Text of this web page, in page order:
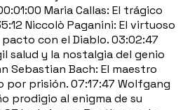
Maria Callas: El trágico
Niccolò Paganini: El virtuoso
con el Diablo. 03:02:47
salud y la nostalgia del genio
Sebastian Bach: El maestro
por prisión. 07:17:47 Wolfgang
prodigio al enigma de su